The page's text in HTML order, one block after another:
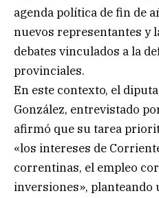
agenda política de fin de
nuevos representantes y
debates vinculados a la
provinciales.
En este contexto, el
González, entrevistado
afirmó que su tarea
«los intereses de
correntinas, el empleo
inversiones», planteando